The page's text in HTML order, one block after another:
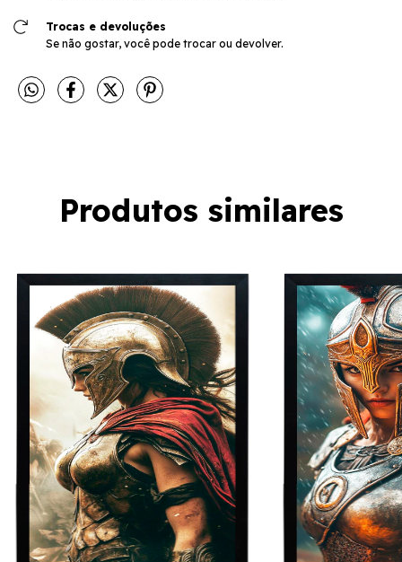
Trocas e devoluções
Se não gostar, você pode trocar ou devolver.
Produtos similares